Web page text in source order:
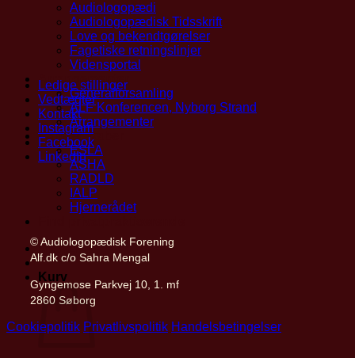
Audiologopædi
Audiologopædisk Tidsskrift
Love og bekendtgørelser
Fagetiske retningslinjer
Vidensportal
Arrangementer
Generalforsamling
ALF Konferencen, Nyborg Strand
Arrangementer
Partnerskaber
ESLA
ASHA
RADLD
IALP
Hjernerådet
Mit ALF
Kurv
Ledige stillinger
Vedtægter
Kontakt
Instagram
Facebook
LinkedIn
© Audiologopædisk Forening
Alf.dk c/o Sahra Mengal
Gyngemose Parkvej 10, 1. mf
2860 Søborg
Cookiepolitik Privatlivspolitik Handelsbetingelser